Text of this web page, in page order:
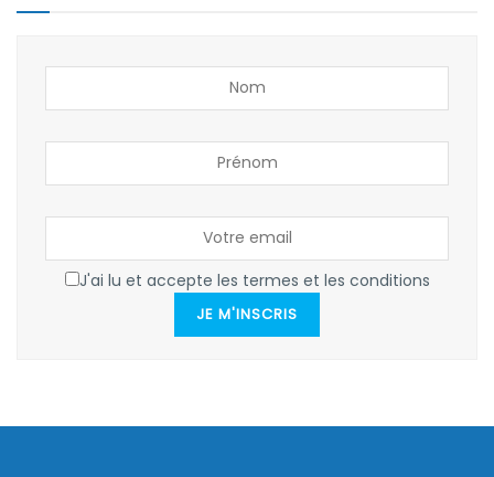
J'ai lu et accepte les termes et les conditions
JE M'INSCRIS